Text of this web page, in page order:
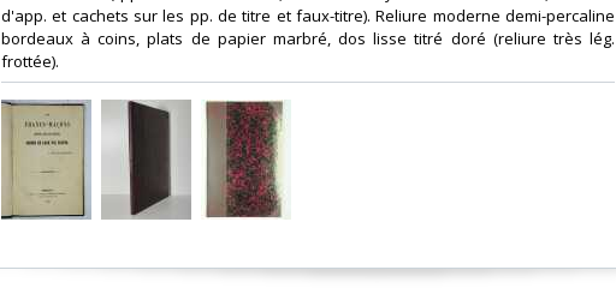
d'app. et cachets sur les pp. de titre et faux-titre). Reliure moderne demi-percaline
bordeaux à coins, plats de papier marbré, dos lisse titré doré (reliure très lég.
frottée).‎